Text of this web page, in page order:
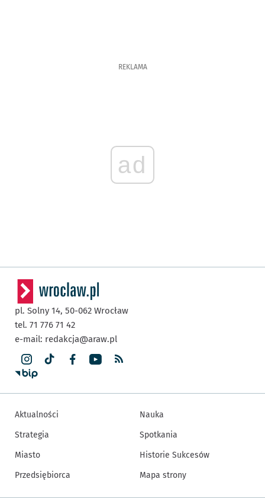
REKLAMA
ad
pl. Solny 14, 50-062 Wrocław
tel. 71 776 71 42
e-mail: redakcja@araw.pl
Aktualności
Strategia
Miasto
Przedsiębiorca
Nauka
Spotkania
Historie Sukcesów
Mapa strony